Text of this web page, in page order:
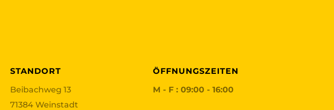
STANDORT
Beibachweg 13
71384 Weinstadt
ÖFFNUNGSZEITEN
M - F : 09:00 - 16:00